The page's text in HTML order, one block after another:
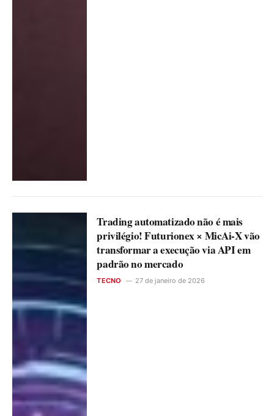
Trading automatizado não é mais
privilégio! Futurionex × MicAi-X vão
transformar a execução via API em
padrão no mercado
TECNO 27 de janeiro de 2026